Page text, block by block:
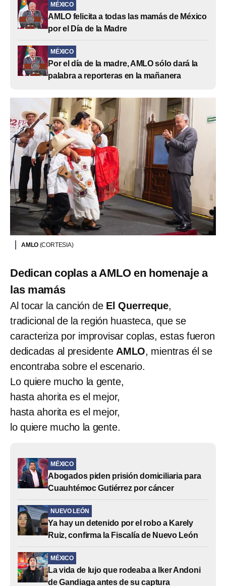
MÉXICO
AMLO felicita a todas las mamás de México
por el Día de la Madre
MÉXICO
Por el día de la madre, AMLO sólo dará la
palabra a reporteras en la mañanera
AMLO (CORTESIA)
Dedican coplas a AMLO en homenaje a
las mamás
Al tocar la canción de El Querreque,
tradicional de la región huasteca, que se
caracteriza por improvisar coplas, estas fueron
dedicadas al presidente AMLO, mientras él se
encontraba sobre el escenario.
Lo quiere mucho la gente,
hasta ahorita es el mejor,
hasta ahorita es el mejor,
lo quiere mucho la gente.
MÉXICO
Abogados piden prisión domiciliaria para
Cuauhtémoc Gutiérrez por cáncer
NUEVO LEÓN
Ya hay un detenido por el robo a Karely
Ruiz, confirma la Fiscalía de Nuevo León
MÉXICO
La vida de lujo que rodeaba a Iker Andoni
de Gandiaga antes de su captura